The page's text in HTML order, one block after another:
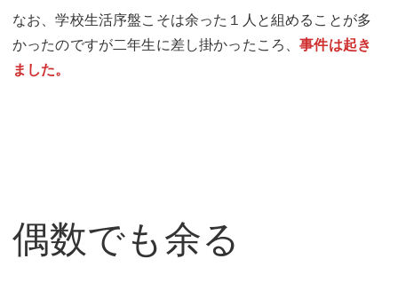
なお、学校生活序盤こそは余った１人と組めることが多
かったのですが二年生に差し掛かったころ、事件は起き
ました。
偶数でも余る